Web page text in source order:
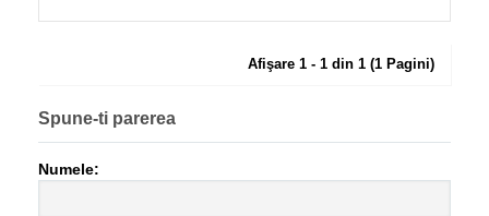
Afişare 1 - 1 din 1 (1 Pagini)
Spune-ti parerea
Numele: